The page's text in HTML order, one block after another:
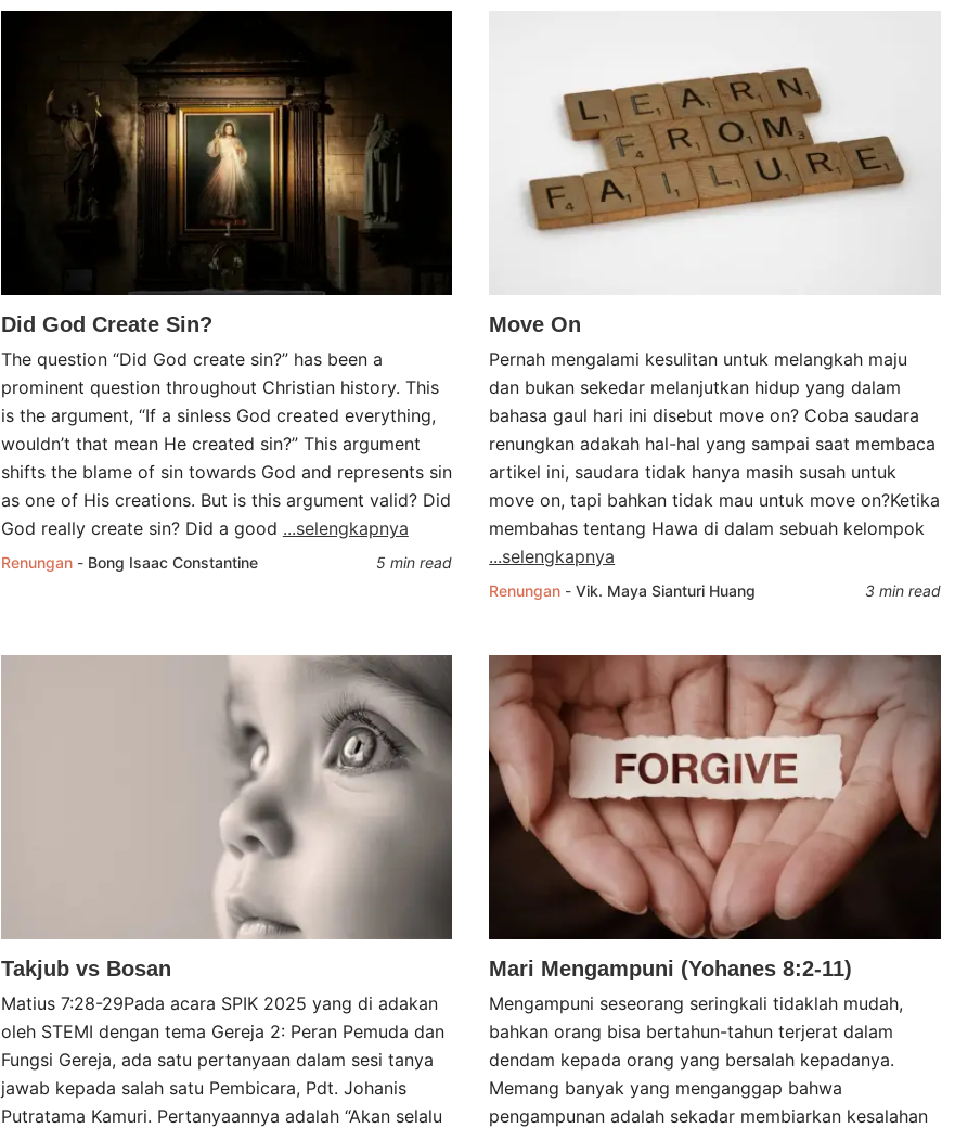
Did God Create Sin?
The question “Did God create sin?” has been a
prominent question throughout Christian history. This
is the argument, “If a sinless God created everything,
wouldn’t that mean He created sin?” This argument
shifts the blame of sin towards God and represents sin
as one of His creations. But is this argument valid? Did
God really create sin? Did a good ...selengkapnya
Renungan - Bong Isaac Constantine 5 min read
Move On
Pernah mengalami kesulitan untuk melangkah maju
dan bukan sekedar melanjutkan hidup yang dalam
bahasa gaul hari ini disebut move on? Coba saudara
renungkan adakah hal-hal yang sampai saat membaca
artikel ini, saudara tidak hanya masih susah untuk
move on, tapi bahkan tidak mau untuk move on?Ketika
membahas tentang Hawa di dalam sebuah kelompok
...selengkapnya
Renungan -Vik. Maya Sianturi Huang 3 min read
Takjub vs Bosan
Matius 7:28-29Pada acara SPIK 2025 yang di adakan
oleh STEMI dengan tema Gereja 2: Peran Pemuda dan
Fungsi Gereja, ada satu pertanyaan dalam sesi tanya
jawab kepada salah satu Pembicara, Pdt. Johanis
Putratama Kamuri. Pertanyaannya adalah “Akan selalu
Mari Mengampuni (Yohanes 8:2-11)
Mengampuni seseorang seringkali tidaklah mudah,
bahkan orang bisa bertahun-tahun terjerat dalam
dendam kepada orang yang bersalah kepadanya.
Memang banyak yang menganggap bahwa
pengampunan adalah sekadar membiarkan kesalahan